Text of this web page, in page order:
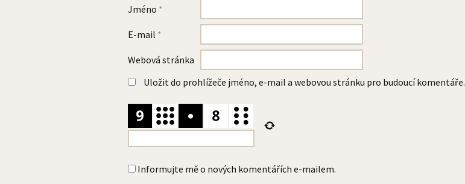
Jméno *
E-mail *
Webová stránka
Uložit do prohlížeče jméno, e-mail a webovou stránku pro budoucí komentáře.
Informujte mě o nových komentářích e-mailem.